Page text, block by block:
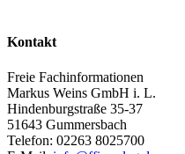
Kontakt
Freie Fachinformationen
Markus Weins GmbH i. L.
Hindenburgstraße 35-37
51643 Gummersbach
Telefon: 02263 8025700